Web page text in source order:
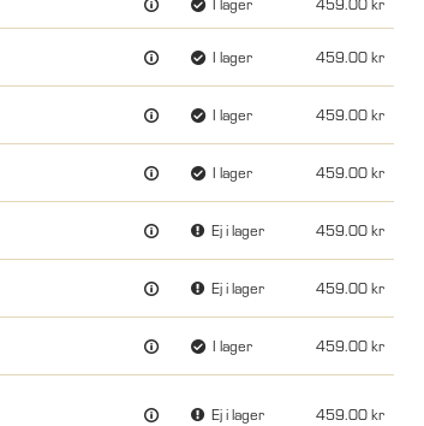
I lager 459.00
I lager 459.00
I lager 459.00
Ej i lager 459.00
Ej i lager 459.00
I lager 459.00
Ej i lager 459.00